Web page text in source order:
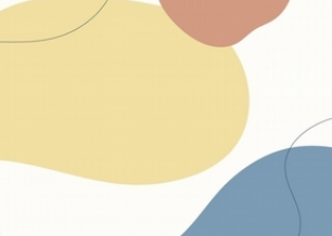
降到最低。醫師表示，若能夠在受傷後「黃
到醫療照護，可降低併發症及死亡率，存
85％。外傷依然是年輕族群中的頭號殺手一
事竟利用菸草嚼一嚼敷在傷口上，導致傷口
來台灣外傷死亡率已從每年1萬2千人下降至
是年輕族群中的頭號殺手。據衛生福利部資
因事故傷害死亡數為1,228人，為此年齡層死
第1名。根據國外文獻，有1/4因事故傷害造成